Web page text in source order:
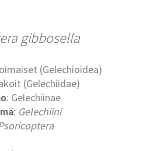
gibbosella
(Gelechioidea)
(Gelechiidae)
: Gelechiinae
: Gelechiini
soricoptera